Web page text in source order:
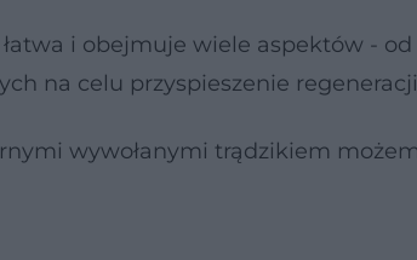
i obejmuje wiele aspektów -
na celu przyspieszenie
wywołanymi trądzikiem